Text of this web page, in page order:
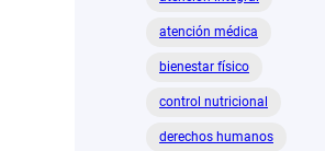
atención médica
bienestar físico
control nutricional
derechos humanos